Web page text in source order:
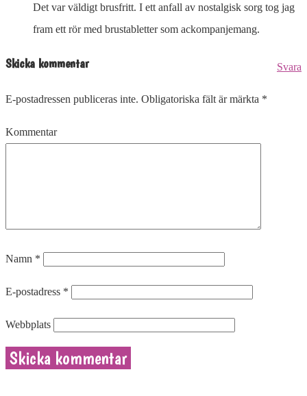
Det var väldigt brusfritt. I ett anfall av nostalgisk sorg tog jag
fram ett rör med brustabletter som ackompanjemang.
Svara
Skicka kommentar
E-postadressen publiceras inte. Obligatoriska fält är märkta *
Kommentar
Namn *
E-postadress *
Webbplats